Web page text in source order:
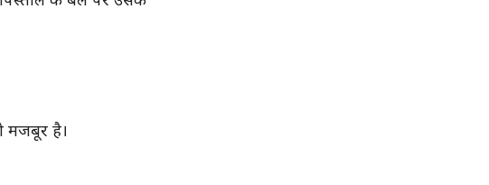
मजबूर है।